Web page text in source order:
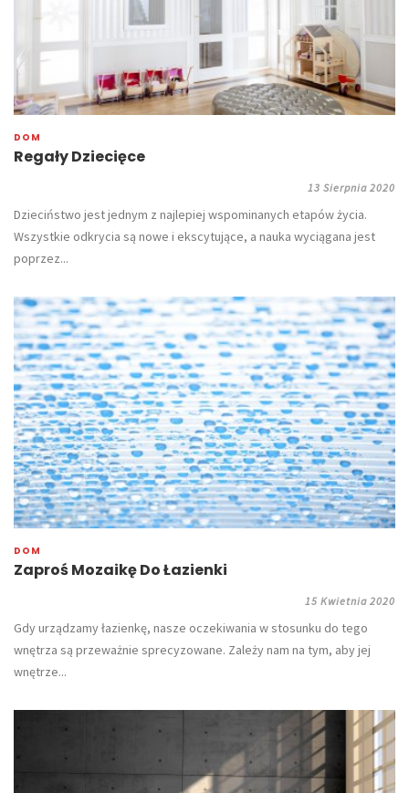
DOM
Regały Dziecięce
13 Sierpnia 2020
Dzieciństwo jest jednym z najlepiej wspominanych etapów życia.
Wszystkie odkrycia są nowe i ekscytujące, a nauka wyciągana jest
poprzez...
DOM
Zaproś Mozaikę Do Łazienki
15 Kwietnia 2020
Gdy urządzamy łazienkę, nasze oczekiwania w stosunku do tego
wnętrza są przeważnie sprecyzowane. Zależy nam na tym, aby jej
wnętrze...